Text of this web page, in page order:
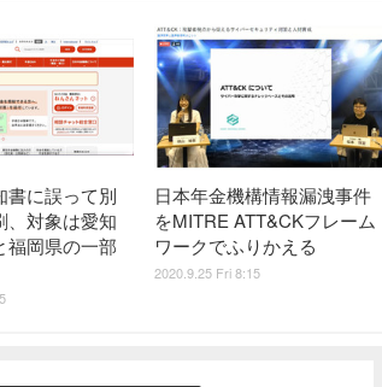
書に誤って別
、対象は愛知
福岡県の一部
日本年金機構情報漏洩事件
をMITRE ATT&CKフレーム
ワークでふりかえる
2020.9.25 Fri 8:15